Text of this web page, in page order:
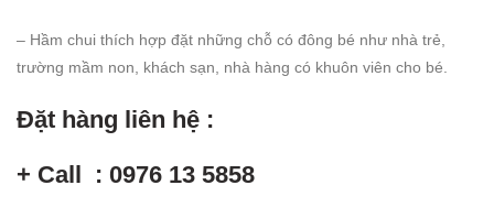
– Hầm chui thích hợp đặt những chỗ có đông bé như nhà trẻ,
trường mầm non, khách sạn, nhà hàng có khuôn viên cho bé.
Đặt hàng liên hệ :
+ Call : 0976 13 5858